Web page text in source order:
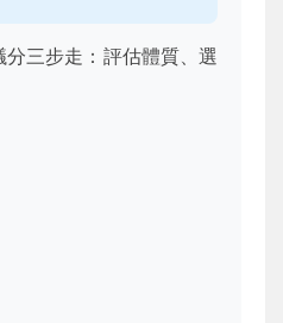
三步走：評估體質、選